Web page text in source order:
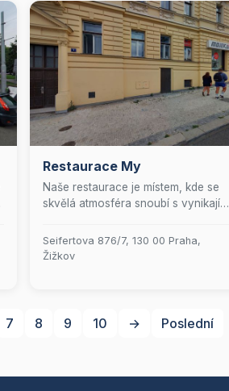
Restaurace My
Naše restaurace je místem, kde se
skvělá atmosféra snoubí s vynikající
nezapomenutelný zážitek, kde vás
přivítá přátelský personál a menu
pohostit a udělat z vašeho dne
něco výjimečného!
Seifertova 876/7, 130 00 Praha,
Žižkov
7 8 9 10 → Poslední